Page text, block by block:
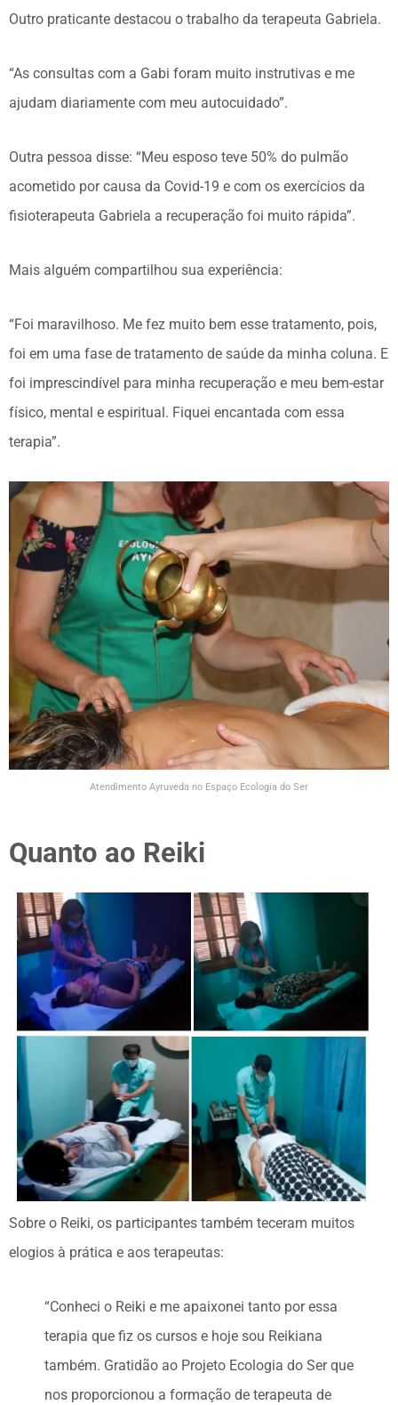
Outro praticante destacou o trabalho da terapeuta Gabriela.
“As consultas com a Gabi foram muito instrutivas e me
ajudam diariamente com meu autocuidado”.
Outra pessoa disse: “Meu esposo teve 50% do pulmão
acometido por causa da Covid-19 e com os exercícios da
fisioterapeuta Gabriela a recuperação foi muito rápida”.
Mais alguém compartilhou sua experiência:
“Foi maravilhoso. Me fez muito bem esse tratamento, pois,
foi em uma fase de tratamento de saúde da minha coluna. E
foi imprescindível para minha recuperação e meu bem-estar
físico, mental e espiritual. Fiquei encantada com essa
terapia”.
Atendimento Ayruveda no Espaço Ecologia do Ser
Quanto ao Reiki
Sobre o Reiki, os participantes também teceram muitos
elogios à prática e aos terapeutas:
“Conheci o Reiki e me apaixonei tanto por essa
terapia que fiz os cursos e hoje sou Reikiana
também. Gratidão ao Projeto Ecologia do Ser que
nos proporcionou a formação de terapeuta de